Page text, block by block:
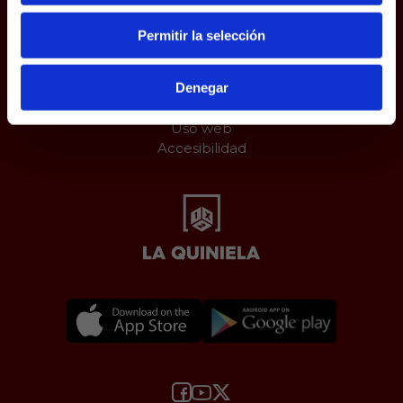
Permitir la selección
Denegar
Aviso Legal
Política de Cookies
Protección de datos
Uso web
Accesibilidad